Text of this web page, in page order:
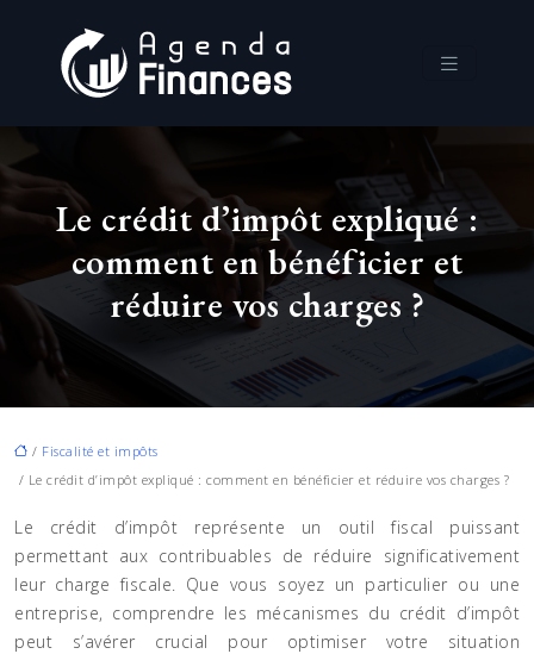
Le crédit d’impôt expliqué :
comment en bénéficier et
réduire vos charges ?
/ Fiscalité et impôts
/ Le crédit d’impôt expliqué : comment en bénéficier et réduire vos charges ?
Le crédit d’impôt représente un outil fiscal puissant
permettant aux contribuables de réduire significativement
leur charge fiscale. Que vous soyez un particulier ou une
entreprise, comprendre les mécanismes du crédit d’impôt
peut s’avérer crucial pour optimiser votre situation